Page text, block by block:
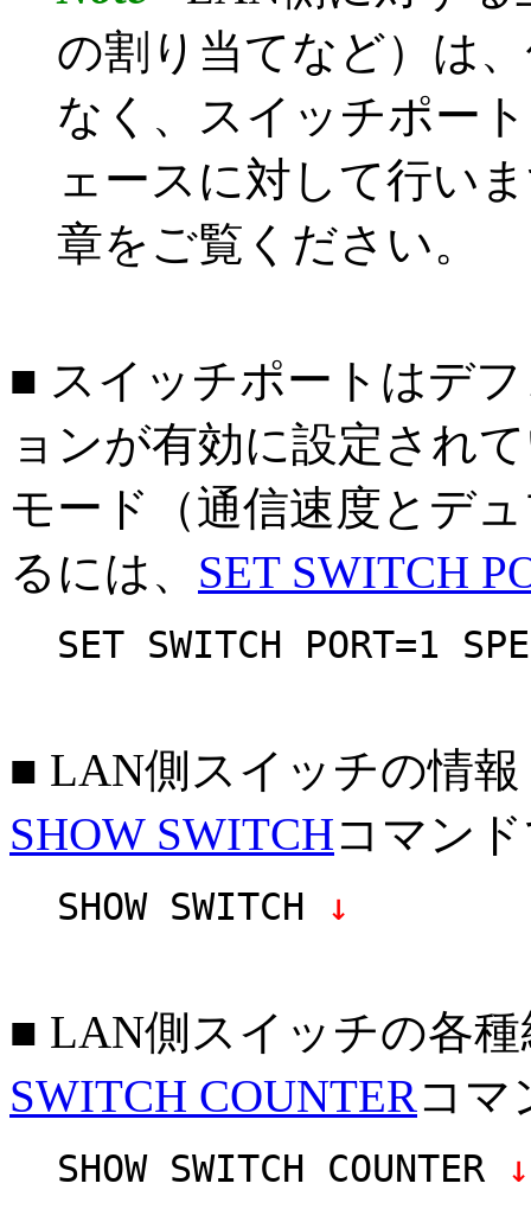
の割り当てなど）は
なく、スイッチポー
ェースに対して行い
章をご覧ください。
■ スイッチポートはデ
ョンが有効に設定され
モード（通信速度とデ
るには、 SET SWITCH
SET SWITCH PORT=1
■ LAN側スイッチの情
SHOW SWITCHコマン
SHOW SWITCH ↓
■ LAN側スイッチの各
SWITCH COUNTERコマ
SHOW SWITCH COUNTER ↓